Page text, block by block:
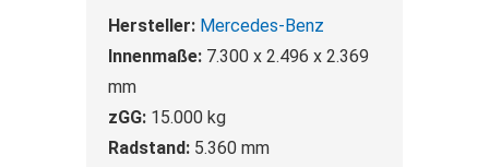
Hersteller: Mercedes-Benz
Innenmaße: 7.300 x 2.496 x 2.369
mm
zGG: 15.000 kg
Radstand: 5.360 mm